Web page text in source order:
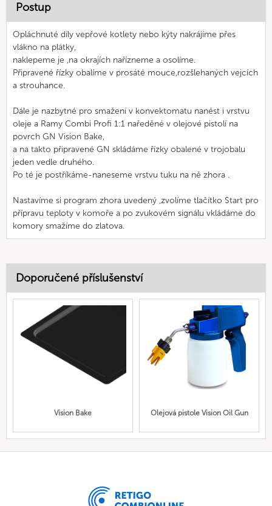
Postup
Opláchnuté díly vepřové kotlety nebo kýty nakrájíme přes
vlákno na plátky,
naklepeme je ,na okrajích nařízneme a osolíme.
Připravené řízky obalíme v prosáté mouce,rozšlehaných vejcích
a strouhance.
Dále je nazbytné pro smažení v konvektomatu nanést i vrstvu
oleje a Ramy Combi Profi 1:1 naředěné v olejové pistolí na
povrch GN Vision Bake,
a na takto připravené GN skládáme řízky obalené v trojobalu
jeden vedle druhého.
Po té je postříkáme-naneseme vrstvu tuku na ně zhora .
Nastavíme si program zhora uvedený ,zvolíme tlačítko Start pro
přípravu teploty v komoře a po zvukovém signálu vkládáme do
komory smažíme do zlatova.
Doporučené příslušenství
Vision Bake Olejová pistole Vision Oil Gun